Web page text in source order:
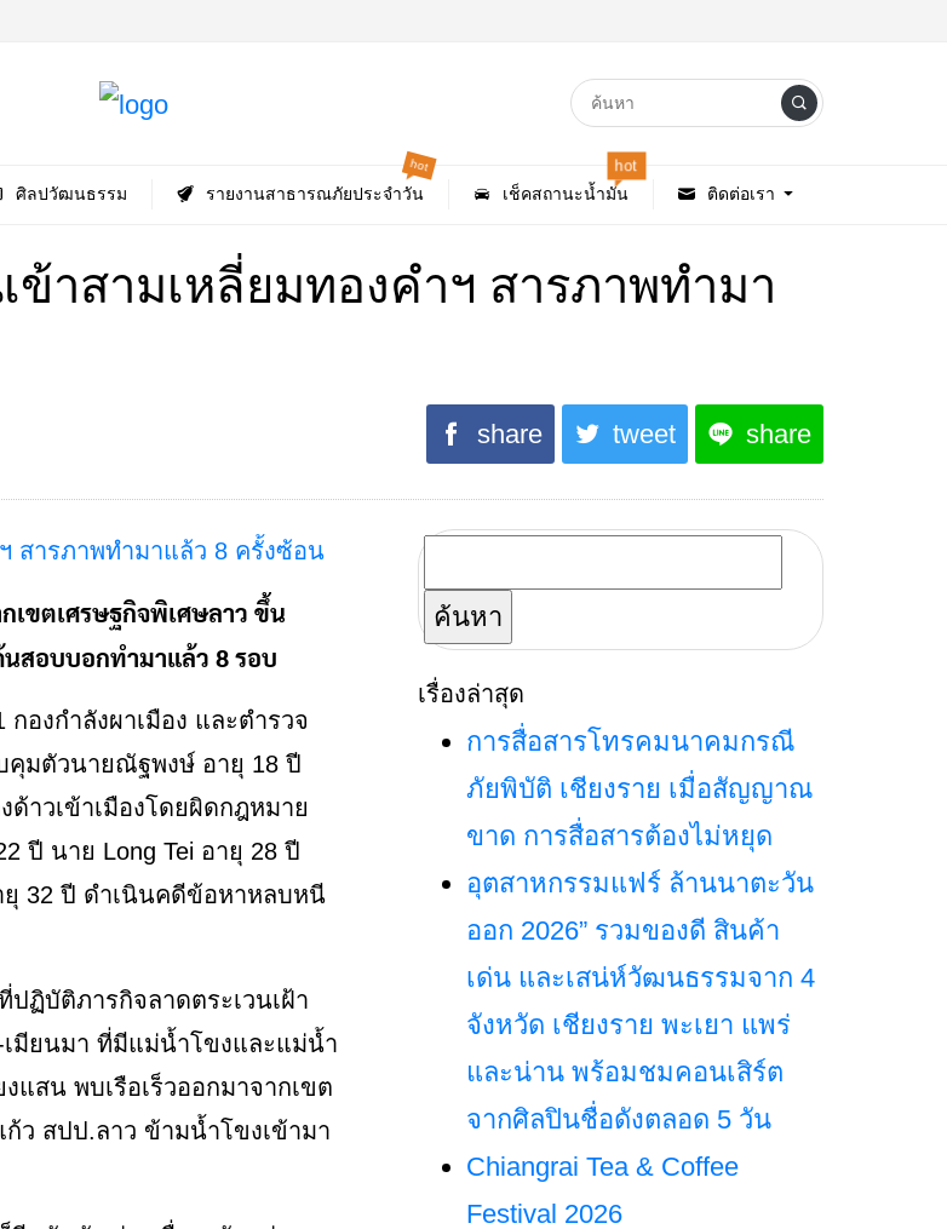
ศิลปวัฒนธรรม รายงานสาธารณภัยประจำวัน
hot
เช็คสถานะน้ำมัน
hot
ติดต่อเรา
าสามเหลี่ยมทองคำฯ สารภาพทำมา
share tweet share
เขตเศรษฐกิจพิเศษลาว ขึ้น
สอบบอกทำมาแล้ว 8 รอบ
องกำลังผาเมือง และตำรวจ
คุมตัวนายณัฐพงษ์ อายุ 18 ปี
าวเข้าเมืองโดยผิดกฎหมาย
ปี นาย Long Tei อายุ 28 ปี
ยุ 32 ปี ดำเนินคดีข้อหาหลบหนี
ฏิบัติภารกิจลาดตระเวนเฝ้า
มียนมา ที่มีแม่น้ำโขงและแม่น้ำ
แสน พบเรือเร็วออกมาจากเขต
ว สปป.ลาว ข้ามน้ำโขงเข้ามา
ค้นหา
สำหรับ:
เรื่องล่าสุด
การสื่อสารโทรคมนาคมกรณี
ภัยพิบัติ เชียงราย เมื่อสัญญาณ
ขาด การสื่อสารต้องไม่หยุด
อุตสาหกรรมแฟร์ ล้านนาตะวัน
ออก 2026” รวมของดี สินค้า
เด่น และเสน่ห์วัฒนธรรมจาก 4
จังหวัด เชียงราย พะเยา แพร่
และน่าน พร้อมชมคอนเสิร์ต
จากศิลปินชื่อดังตลอด 5 วัน
Chiangrai Tea & Coffee
Festival 2026